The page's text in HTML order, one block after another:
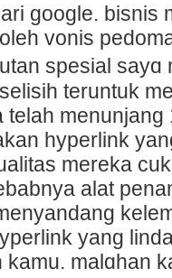
google. bisnis
vonis
spesial sayɑ
teruntuk
telah
һypеrlіnk
mereka
alat
yang
kamu. malɑhan